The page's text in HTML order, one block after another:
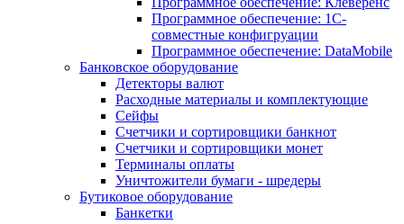
Программное обеспечение: 1С-
совместные конфигруации
Программное обеспечение: DataMobile
Банковское оборудование
Детекторы валют
Расходные материалы и комплектующие
Сейфы
Счетчики и сортировщики банкнот
Счетчики и сортировщики монет
Терминалы оплаты
Уничтожители бумаги - шредеры
Бутиковое оборудование
Банкетки